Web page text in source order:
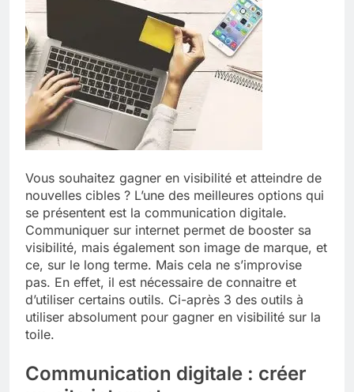
Vous souhaitez gagner en visibilité et atteindre de
nouvelles cibles ? L’une des meilleures options qui
se présentent est la communication digitale.
Communiquer sur internet permet de booster sa
visibilité, mais également son image de marque, et
ce, sur le long terme. Mais cela ne s’improvise
pas. En effet, il est nécessaire de connaitre et
d’utiliser certains outils. Ci-après 3 des outils à
utiliser absolument pour gagner en visibilité sur la
toile.
Communication digitale : créer